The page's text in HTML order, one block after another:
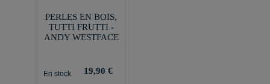
PERLES EN BOIS,
TUTTI FRUTTI -
ANDY WESTFACE
En stock 19,90 €